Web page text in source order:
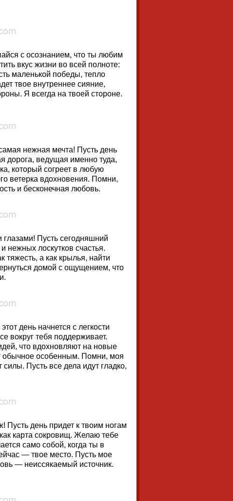
с осознанием, что ты любим
вкус жизни во всей полноте:
маленькой победы, тепло
твое внутреннее сияние,
Я всегда на твоей стороне.
нежная мечта! Пусть день
дорога, ведущая именно туда,
который согреет в любую
ветерка вдохновения. Помни,
и бесконечная любовь.
Пусть сегодняшний
нежных лоскутков счастья.
тяжесть, а как крылья, найти
домой с ощущением, что
день начнется с легкости
вокруг тебя поддерживает.
что вдохновляют на новые
обычное особенным. Помни, моя
Пусть все дела идут гладко,
день придет к твоим ногам
карта сокровищ. Желаю тебе
само собой, когда ты в
— твое место. Пусть мое
— неиссякаемый источник.